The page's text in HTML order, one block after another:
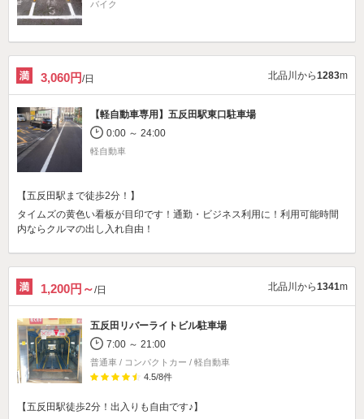
バイク
3,060円/日 北品川から1283m
【軽自動車専用】 五反田駅東口駐車場
0:00 ～ 24:00
軽自動車
【五反田駅まで徒歩2分！】
タイムズの黄色い看板が目印です！通勤・ビジネス利用に！利用可能時間
内ならクルマの出し入れ自由！
1,200円～/日 北品川から1341m
五反田リバーライトビル駐車場
7:00 ～ 21:00
普通車 / コンパクトカー / 軽自動車
4.5/8件
【五反田駅徒歩2分！出入りも自由です♪】